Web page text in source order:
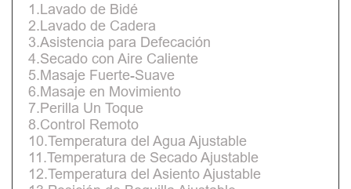
1.Lavado de Bidé
2.Lavado de Cadera
3.Asistencia para Defecación
4.Secado con Aire Caliente
5.Masaje Fuerte-Suave
6.Masaje en Movimiento
7.Perilla Un Toque
8.Control Remoto
10.Temperatura del Agua Ajustable
11.Temperatura de Secado Ajustable
12.Temperatura del Asiento Ajustable